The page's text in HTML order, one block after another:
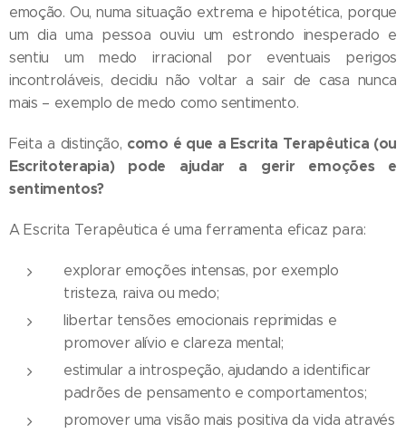
emoção. Ou, numa situação extrema e hipotética, porque
um dia uma pessoa ouviu um estrondo inesperado e
sentiu um medo irracional por eventuais perigos
incontroláveis, decidiu não voltar a sair de casa nunca
mais – exemplo de medo como sentimento.
Feita a distinção, como é que a Escrita Terapêutica (ou
Escritoterapia) pode ajudar a gerir emoções e
sentimentos?
A Escrita Terapêutica é uma ferramenta eficaz para:
explorar emoções intensas, por exemplo
tristeza, raiva ou medo;
libertar tensões emocionais reprimidas e
promover alívio e clareza mental;
estimular a introspeção, ajudando a identificar
padrões de pensamento e comportamentos;
promover uma visão mais positiva da vida através